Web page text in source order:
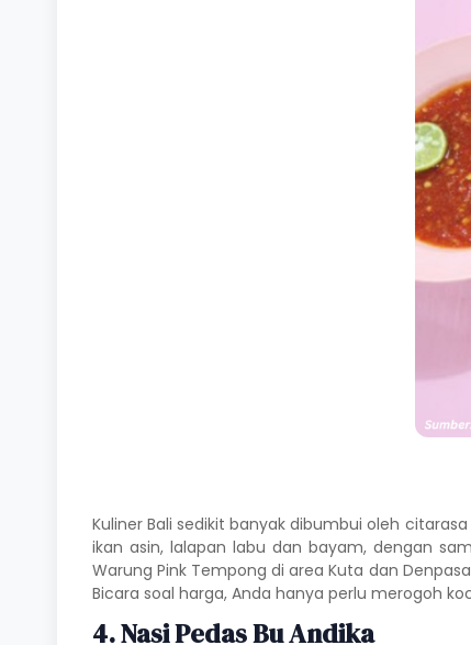
Kuliner Bali sedikit banyak dibumbui oleh
ikan asin, lalapan labu dan bayam, dengan
Warung Pink Tempong di area Kuta dan
Bicara soal harga, Anda hanya perlu merogoh
4. Nasi Pedas Bu Andika